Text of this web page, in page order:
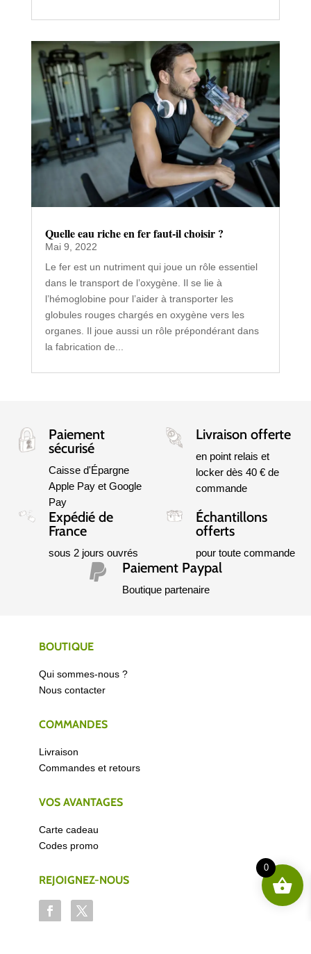
Quelle eau riche en fer faut-il choisir ?
Mai 9, 2022
Le fer est un nutriment qui joue un rôle essentiel
dans le transport de l’oxygène. Il se lie à
l’hémoglobine pour l’aider à transporter les
globules rouges chargés en oxygène vers les
organes. Il joue aussi un rôle prépondérant dans
la fabrication de...
Paiement
sécurisé
Caisse d'Épargne
Apple Pay et Google
Pay
Livraison offerte
en point relais et
locker dès 40 € de
commande
Expédié de
France
sous 2 jours ouvrés
Échantillons
offerts
pour toute commande
 Paiement Paypal
Boutique partenaire
BOUTIQUE
Qui sommes-nous ?
Nous contacter
COMMANDES
Livraison
Commandes et retours
VOS AVANTAGES
Carte cadeau
Codes promo
REJOIGNEZ-NOUS
0